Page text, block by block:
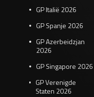
GP Italië 2026
GP Spanje 2026
GP Azerbeidzjan
2026
GP Singapore 2026
GP Verenigde
Staten 2026